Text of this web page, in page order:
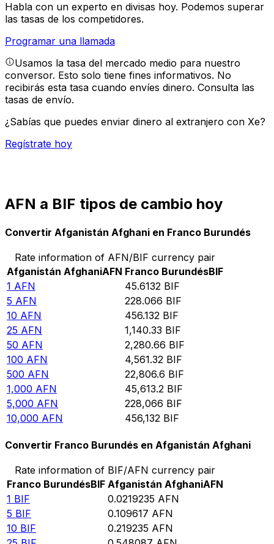
Habla con un experto en divisas hoy. Podemos superar
las tasas de los competidores.
Programar una llamada
Usamos la tasa del mercado medio para nuestro
conversor. Esto solo tiene fines informativos. No
recibirás esta tasa cuando envíes dinero. Consulta las
tasas de envío.
¿Sabías que puedes enviar dinero al extranjero con Xe?
Regístrate hoy
AFN a BIF tipos de cambio hoy
Convertir Afganistán Afghani en Franco Burundés
Rate information of AFN/BIF currency pair
Afganistán AfghaniAFN Franco BurundésBIF
1 AFN 45.6132 BIF
5 AFN 228.066 BIF
10 AFN 456.132 BIF
25 AFN 1,140.33 BIF
50 AFN 2,280.66 BIF
100 AFN 4,561.32 BIF
500 AFN 22,806.6 BIF
1,000 AFN 45,613.2 BIF
5,000 AFN 228,066 BIF
10,000 AFN 456,132 BIF
Convertir Franco Burundés en Afganistán Afghani
Rate information of BIF/AFN currency pair
Franco BurundésBIF Afganistán AfghaniAFN
1 BIF 0.0219235 AFN
5 BIF 0.109617 AFN
10 BIF 0.219235 AFN